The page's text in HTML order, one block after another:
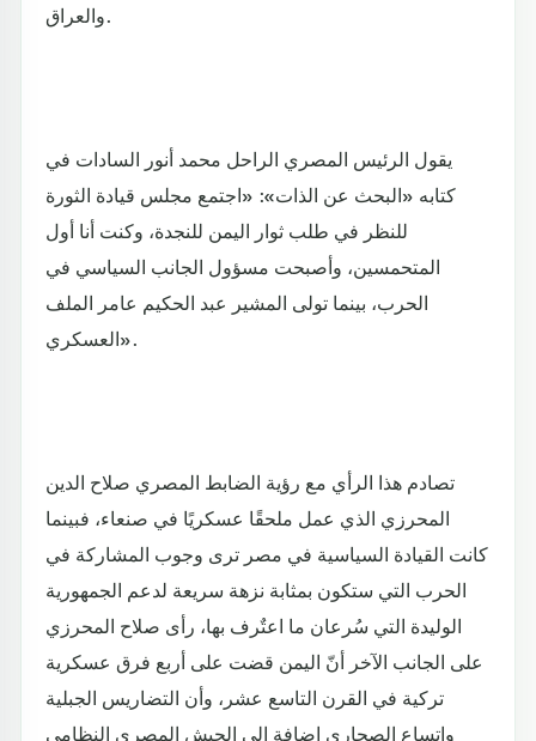
والعراق.
يقول الرئيس المصري الراحل محمد أنور السادات في
كتابه «البحث عن الذات»: «اجتمع مجلس قيادة الثورة
للنظر في طلب ثوار اليمن للنجدة، وكنت أنا أول
المتحمسين، وأصبحت مسؤول الجانب السياسي في
الحرب، بينما تولى المشير عبد الحكيم عامر الملف
العسكري».
تصادم هذا الرأي مع رؤية الضابط المصري صلاح الدين
المحرزي الذي عمل ملحقًا عسكريًا في صنعاء، فبينما
كانت القيادة السياسية في مصر ترى وجوب المشاركة في
الحرب التي ستكون بمثابة نزهة سريعة لدعم الجمهورية
الوليدة التي سُرعان ما اعتٌرف بها، رأى صلاح المحرزي
على الجانب الآخر أنّ اليمن قضت على أربع فرق عسكرية
تركية في القرن التاسع عشر، وأن التضاريس الجبلية
واتساع الصحاري إضافة إلى الجيش المصري النظامي